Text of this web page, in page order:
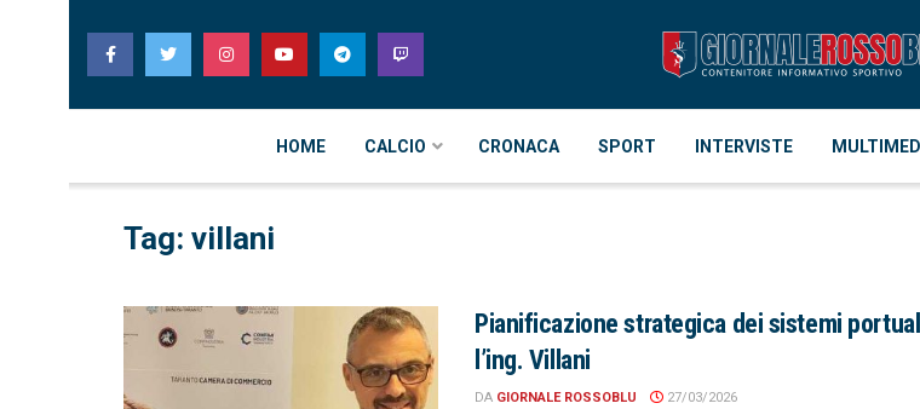
HOME CALCIO CRONACA SPORT INTERVISTE
Tag: villani
Pianificazione strategica dei sistemi
l’ing. Villani
DA GIORNALE ROSSOBLU 27/03/2026